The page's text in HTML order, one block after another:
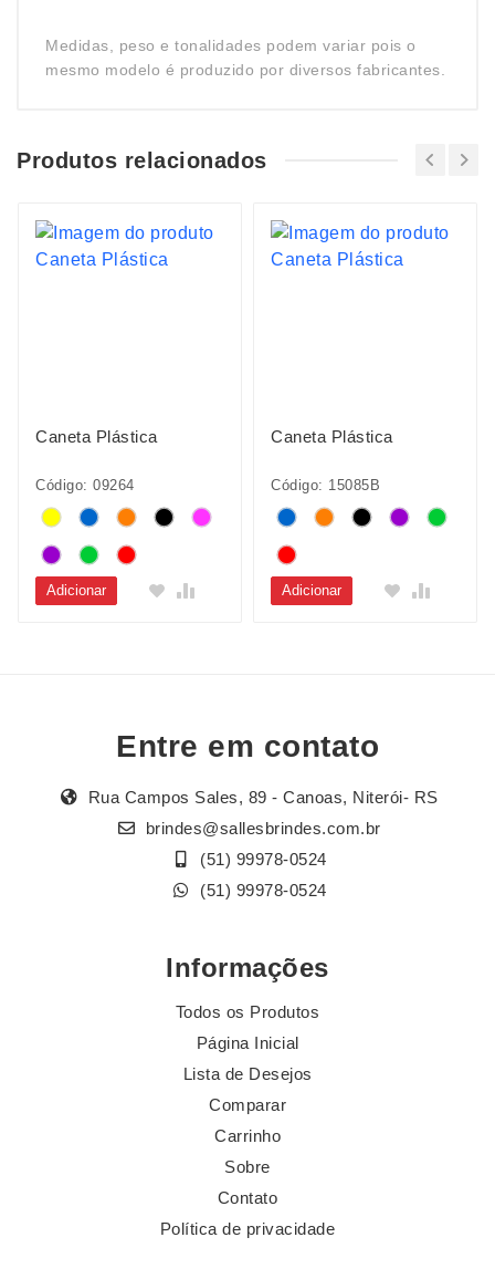
Medidas, peso e tonalidades podem variar pois o
mesmo modelo é produzido por diversos fabricantes.
Produtos relacionados
Caneta Plástica
Código: 09264
Adicionar
Caneta Plástica
Código: 15085B
Adicionar
Entre em contato
Rua Campos Sales, 89 - Canoas, Niterói- RS
brindes@sallesbrindes.com.br
(51) 99978-0524
(51) 99978-0524
Informações
Todos os Produtos
Página Inicial
Lista de Desejos
Comparar
Carrinho
Sobre
Contato
Política de privacidade